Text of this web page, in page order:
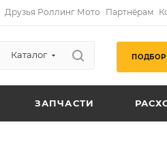
Друзья Роллинг Мото Партнёрам
Каталог ПОДБОР
ЗАПЧАСТИ